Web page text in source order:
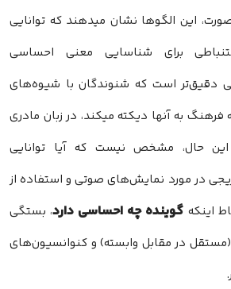
این الگوها نشان میدهند که توانایی
برای شناسایی معنی احساسی
دقیق‌تر است که شنوندگان با شیوه‌های
به آنها دیکته میکند، در زبان مادری
حال، مشخص نیست که آیا توانایی
در مورد نمایش‌های صوتی و استفاده از
اینکه گوینده چه احساسی دارد، بستگی
در مقابل وابسته) و کنوانسیون‌های